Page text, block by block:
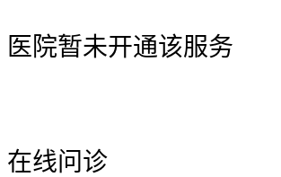
医院暂未开通该服务
在线问诊